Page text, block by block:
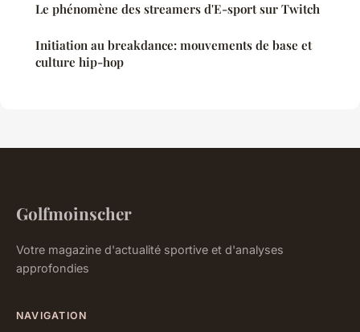
Le phénomène des streamers d'E-sport sur Twitch
Initiation au breakdance: mouvements de base et
culture hip-hop
Golfmoinscher
Votre magazine d'actualité sportive et d'analyses
approfondies
NAVIGATION